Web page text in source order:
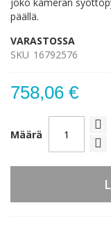
päällä.
VARASTOSSA
SKU 16792576
758,06 €
Määrä